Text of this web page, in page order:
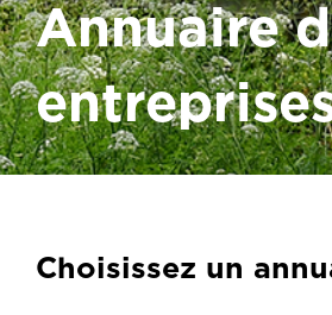
Annuaire
Choisissez un